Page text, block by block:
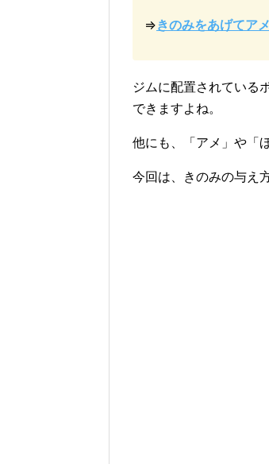
⇒きのみをあげてア
ジムに配置されている
できますよね。
他にも、「アメ」や「
今回は、きのみの与え